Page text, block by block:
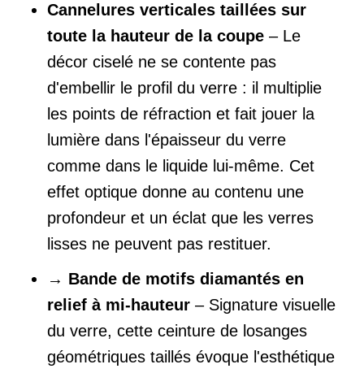
Cannelures verticales taillées sur
toute la hauteur de la coupe – Le
décor ciselé ne se contente pas
d'embellir le profil du verre : il multiplie
les points de réfraction et fait jouer la
lumière dans l'épaisseur du verre
comme dans le liquide lui-même. Cet
effet optique donne au contenu une
profondeur et un éclat que les verres
lisses ne peuvent pas restituer.
→ Bande de motifs diamantés en
relief à mi-hauteur – Signature visuelle
du verre, cette ceinture de losanges
géométriques taillés évoque l'esthétique